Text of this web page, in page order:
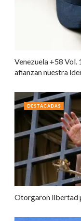
Venezuela +58 Vol.
afianzan nuestra
Otorgaron libertad
DESTACADAS